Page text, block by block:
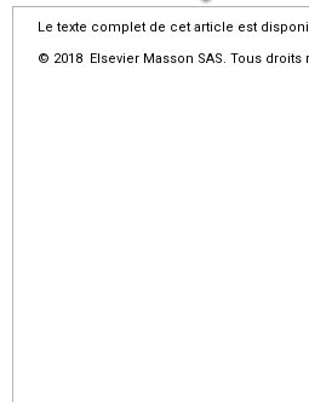
Le texte complet de cet article est
© 2018 Elsevier Masson SAS. Tous droits